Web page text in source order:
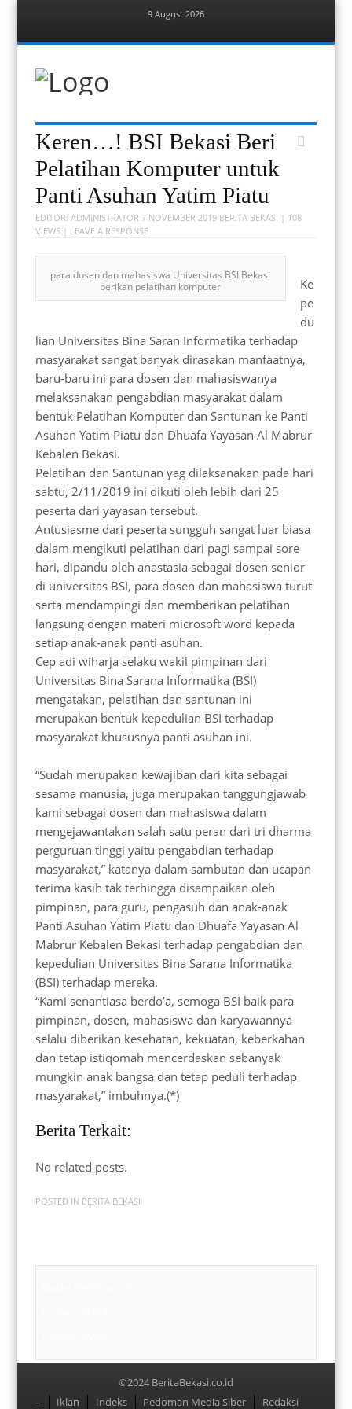
9 August 2026
Menu
to
Berita Bekasi
Menu
Skip
to
content
Keren…! BSI Bekasi Beri
Pelatihan Komputer untuk
Panti Asuhan Yatim Piatu
EDITOR: ADMINISTRATOR 7 NOVEMBER 2019 BERITA BEKASI | 108
VIEWS | LEAVE A RESPONSE
para dosen dan mahasiswa Universitas BSI Bekasi
berikan pelatihan komputer
Ke
pe
du
lian Universitas Bina Saran Informatika terhadap
masyarakat sangat banyak dirasakan manfaatnya,
baru-baru ini para dosen dan mahasiswanya
melaksanakan pengabdian masyarakat dalam
bentuk Pelatihan Komputer dan Santunan ke Panti
Asuhan Yatim Piatu dan Dhuafa Yayasan Al Mabrur
Kebalen Bekasi.
Pelatihan dan Santunan yag dilaksanakan pada hari
sabtu, 2/11/2019 ini dikuti oleh lebih dari 25
peserta dari yayasan tersebut.
Antusiasme dari peserta sungguh sangat luar biasa
dalam mengikuti pelatihan dari pagi sampai sore
hari, dipandu oleh anastasia sebagai dosen senior
di universitas BSI, para dosen dan mahasiswa turut
serta mendampingi dan memberikan pelatihan
langsung dengan materi microsoft word kepada
setiap anak-anak panti asuhan.
Cep adi wiharja selaku wakil pimpinan dari
Universitas Bina Sarana Informatika (BSI)
mengatakan, pelatihan dan santunan ini
merupakan bentuk kepedulian BSI terhadap
masyarakat khususnya panti asuhan ini.
“Sudah merupakan kewajiban dari kita sebagai
sesama manusia, juga merupakan tanggungjawab
kami sebagai dosen dan mahasiswa dalam
mengejawantakan salah satu peran dari tri dharma
perguruan tinggi yaitu pengabdian terhadap
masyarakat,” katanya dalam sambutan dan ucapan
terima kasih tak terhingga disampaikan oleh
pimpinan, para guru, pengasuh dan anak-anak
Panti Asuhan Yatim Piatu dan Dhuafa Yayasan Al
Mabrur Kebalen Bekasi terhadap pengabdian dan
kepedulian Universitas Bina Sarana Informatika
(BSI) terhadap mereka.
“Kami senantiasa berdo’a, semoga BSI baik para
pimpinan, dosen, mahasiswa dan karyawannya
selalu diberikan kesehatan, kekuatan, keberkahan
dan tetap istiqomah mencerdaskan sebanyak
mungkin anak bangsa dan tetap peduli terhadap
masyarakat,” imbuhnya.(*)
Berita Terkait:
No related posts.
POSTED IN BERITA BEKASI
©2024 BeritaBekasi.co.id
Menu
– Iklan Indeks Pedoman Media Siber Redaksi